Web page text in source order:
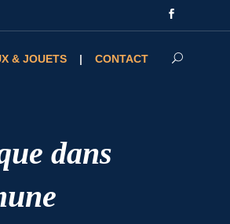
& JOUETS CONTACT
dans